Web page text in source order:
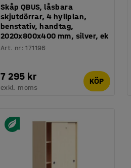
Skåp QBUS, låsbara
skjutdörrar, 4 hyllplan,
benstativ, handtag,
2020x800x400 mm, silver, ek
Art. nr:171196
7 295 kr
exkl. moms
KÖP